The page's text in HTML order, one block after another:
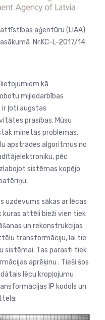
aģentūru (LIAA)
Nr.KC-L-2017/14
kā
mijiedarbības
ļoti augstas
prasības. Mūsu
minētās problēmas,
apstrādes algoritmus no
pēc
sistēmas kopējo
uzdevums sākas ar lēcas
kuras attēli bieži vien tiek
un rekonstrukcijas
transformāciju, lai tie
sistēmai. Tas parasti tiek
aprēķinu . Tieši šos
lēcu kropļojumu
IP kodols un